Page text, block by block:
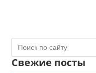
Свежие посты